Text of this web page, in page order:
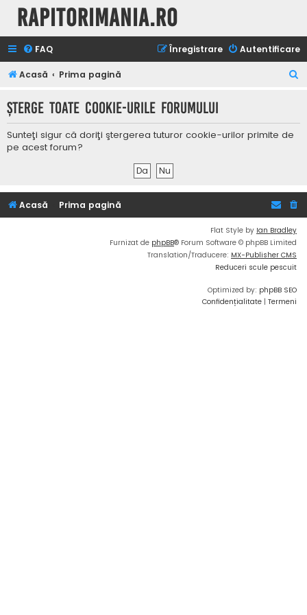
Rapitorimania.ro
FAQ Autentificare
Înregistrare
Acasă Prima pagină
t
Şterge toate cookie-urile forumului
Sunteţi sigur că doriţi ştergerea tuturor cookie-urilor primite de
pe acest forum?
Acasă Prima pagină
Flat Style by Ian Bradley
Furnizat de phpBB® Forum Software © phpBB Limited
Translation/Traducere: MX-Publisher CMS
Reduceri scule pescuit
Optimized by: phpBB SEO
Confidențialitate | Termeni